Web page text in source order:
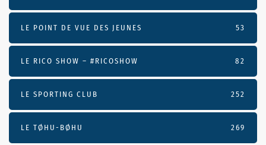
LE POINT DE VUE DES JEUNES 53
LE RICO SHOW – #RICOSHOW 82
LE SPORTING CLUB 252
LE TØHU-BØHU 269